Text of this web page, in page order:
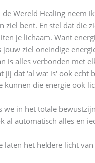
de Wereld Healing neem
ziel bent. En stel dat die
je lichaam. Want
jouw ziel oneindige
is alles verbonden met
jij dat 'al wat is' ook echt
kunnen die energie ook
we in het totale
al automatisch alles en
laten het heldere licht